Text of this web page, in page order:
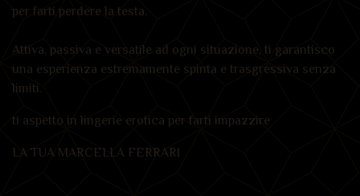
per farti perdere la testa.
Attiva, passiva e versatile ad ogni situazione, ti garantisco
una esperienza estremamente spinta e trasgressiva senza
limiti.
ti aspetto in lingerie erotica per farti impazzire
LA TUA MARCELLA FERRARI